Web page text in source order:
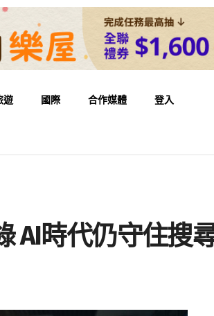
遊 國際 合作媒體 登入
AI時代仍守住搜